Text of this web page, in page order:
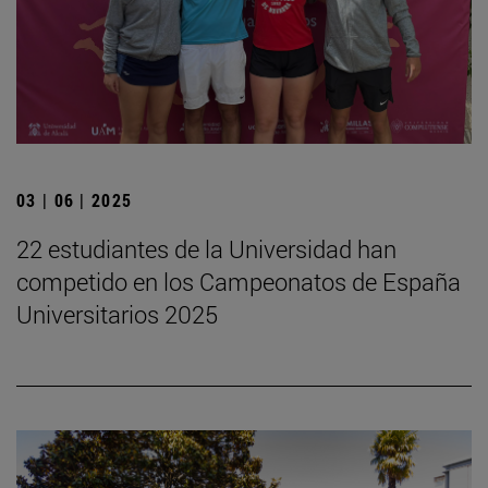
03 | 06 | 2025
22 estudiantes de la Universidad han
competido en los Campeonatos de España
Universitarios 2025